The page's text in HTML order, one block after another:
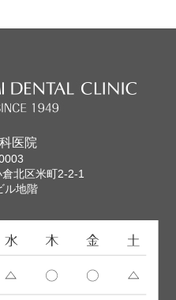
医院
北区米町2-2-1
ル地階